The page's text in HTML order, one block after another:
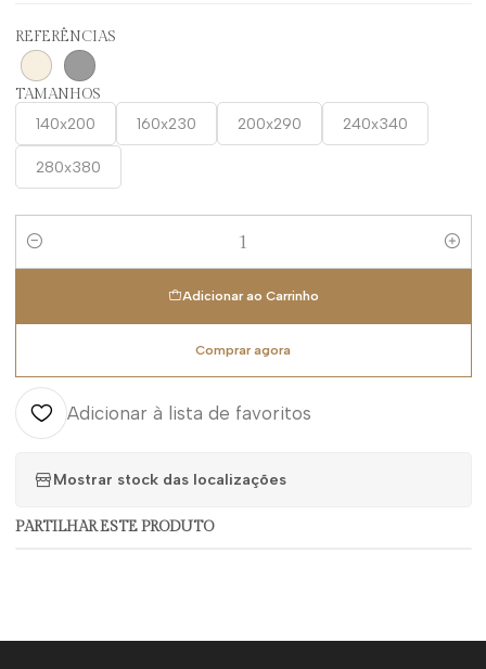
REFERÊNCIAS
TAMANHOS
140x200 160x230 200x290 240x340
280x380
Quantidade
Adicionar ao Carrinho
Comprar agora
Adicionar à lista de favoritos
Mostrar stock das localizações
PARTILHAR ESTE PRODUTO